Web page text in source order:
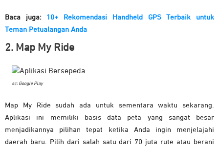
Baca juga: 10+ Rekomendasi Handheld GPS Terbaik untuk
Teman Petualangan Anda
2. Map My Ride
sc: Google Play
Map My Ride sudah ada untuk sementara waktu sekarang.
Aplikasi ini memiliki basis data peta yang sangat besar
menjadikannya pilihan tepat ketika Anda ingin menjelajahi
daerah baru. Pilih dari salah satu dari 70 juta rute atau berani